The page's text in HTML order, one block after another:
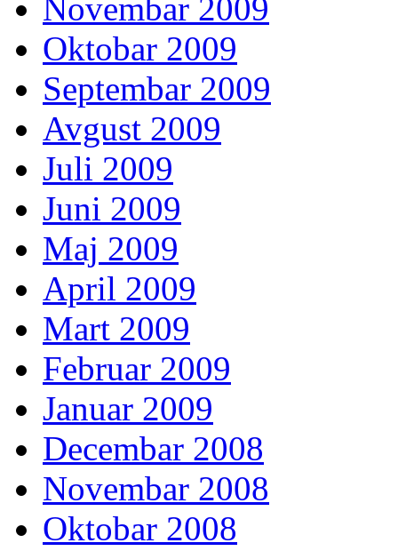
Novembar 2009
Oktobar 2009
Septembar 2009
Avgust 2009
Juli 2009
Juni 2009
Maj 2009
April 2009
Mart 2009
Februar 2009
Januar 2009
Decembar 2008
Novembar 2008
Oktobar 2008